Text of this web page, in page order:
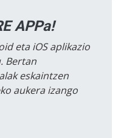
APPa!
eta iOS aplikazio
Bertan
eskaintzen
aukera izango